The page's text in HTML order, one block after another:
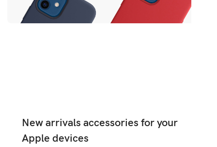
New arrivals accessories for your
Apple devices